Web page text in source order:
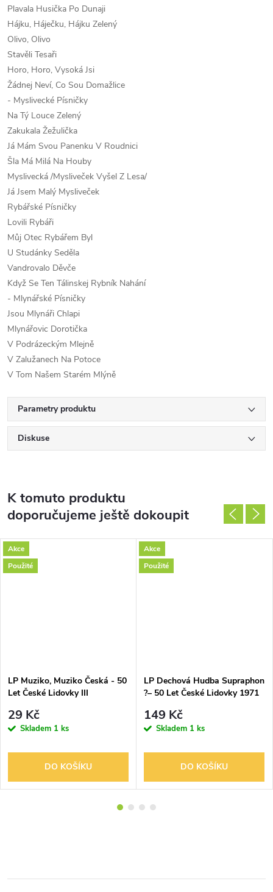
Plavala Husička Po Dunaji
Hájku, Háječku, Hájku Zelený
Olivo, Olivo
Stavěli Tesaři
Horo, Horo, Vysoká Jsi
Žádnej Neví, Co Sou Domažlice
- Myslivecké Písničky
Na Tý Louce Zelený
Zakukala Žežulička
Já Mám Svou Panenku V Roudnici
Šla Má Milá Na Houby
Myslivecká /Mysliveček Vyšel Z Lesa/
Já Jsem Malý Mysliveček
Rybářské Písničky
Lovili Rybáři
Můj Otec Rybářem Byl
U Studánky Seděla
Vandrovalo Děvče
Když Se Ten Tálinskej Rybník Nahání
- Mlynářské Písničky
Jsou Mlynáři Chlapi
Mlynářovic Dorotička
V Podrázeckým Mlejně
V Zalužanech Na Potoce
V Tom Našem Starém Mlýně
Parametry produktu
Diskuse
K tomuto produktu
doporučujeme ještě dokoupit
Akce
Použité
LP Muziko, Muziko Česká - 50
Let České Lidovky III
29 Kč
Skladem 1 ks
DO KOŠÍKU
Akce
Použité
LP Dechová Hudba Supraphon
?– 50 Let České Lidovky 1971
149 Kč
Skladem 1 ks
DO KOŠÍKU